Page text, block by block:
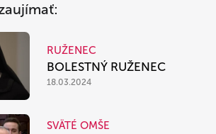
RUŽENEC
BOLESTNÝ RUŽENEC
18.03.2024
SVÄTÉ OMŠE